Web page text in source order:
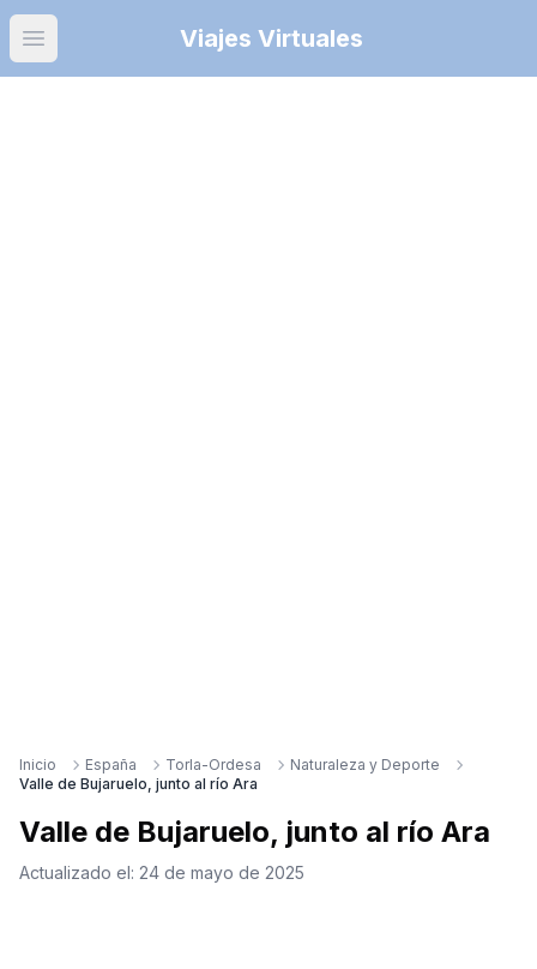
Open main menuViajes Virtuales
Inicio España Torla-Ordesa
Naturaleza y Deporte
Valle de Bujaruelo, junto al río Ara
Valle de Bujaruelo, junto al río Ara
Actualizado el: 24 de mayo de 2025